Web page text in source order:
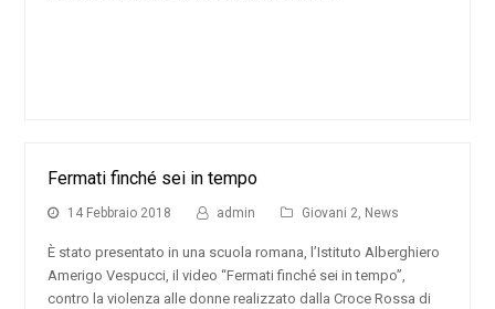
Fermati finché sei in tempo
14 Febbraio 2018 admin Giovani 2, News
È stato presentato in una scuola romana, l’Istituto Alberghiero
Amerigo Vespucci, il video “Fermati finché sei in tempo”,
contro la violenza alle donne realizzato dalla Croce Rossa di